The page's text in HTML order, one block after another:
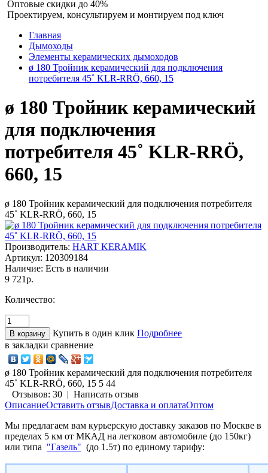
Оптовые скидки до 40%
Проектируем, консультируем и монтируем под ключ
Главная
Дымоходы
Элементы керамических дымоходов
ø 180 Тройник керамический для подключения
потребителя 45˚ KLR-RRÖ, 660, 15
ø 180 Тройник керамический
для подключения
потребителя 45˚ KLR-RRÖ,
660, 15
ø 180 Тройник керамический для подключения потребителя
45˚ KLR-RRÖ, 660, 15
Производитель: HART KERAMIK
Артикул: 120309184
Наличие: Есть в наличии
9 721р.
Количество:
Купить в один клик Подробнее
в закладки сравнение
ø 180 Тройник керамический для подключения потребителя
45˚ KLR-RRÖ, 660, 15 5 44
Отзывов: 30 | Написать отзыв
ОписаниеОставить отзывДоставка и оплатаОптом
Мы предлагаем вам курьерскую доставку заказов по Москве в
пределах 5 км от МКАД на легковом автомобиле (до 150кг)
или типа "Газель" (до 1.5т) по единому тарифу: